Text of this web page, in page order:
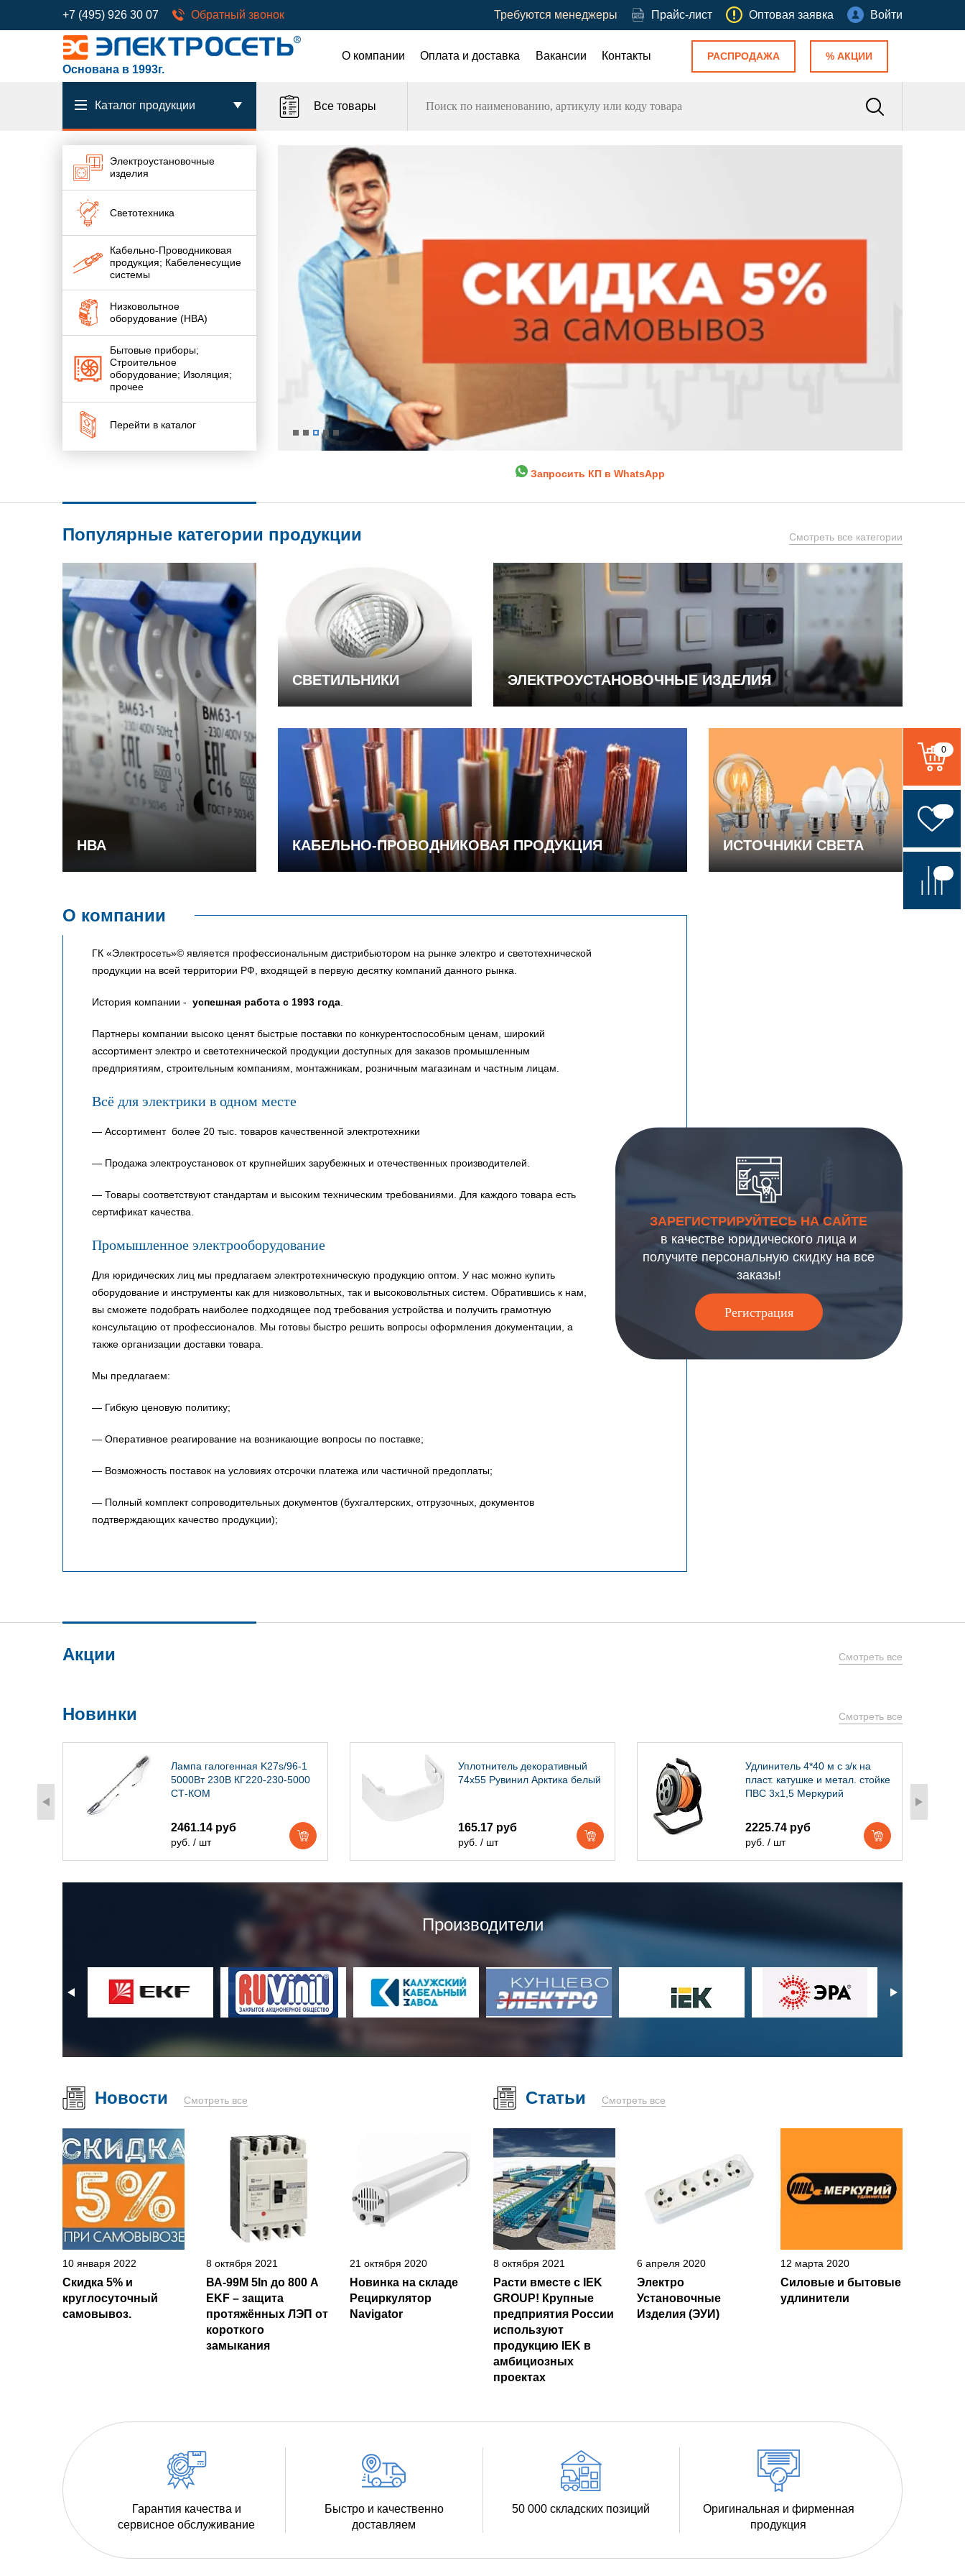
+7 (495) 926 30 07 Обратный звонок Требуются менеджеры Прайс-лист Оптовая заявка Войти
Основана в 1993г.
О компании Оплата и доставка Вакансии Контакты РАСПРОДАЖА % АКЦИИ
Каталог продукции Все товары
Электроустановочные
изделия
Светотехника
Кабельно-Проводниковая
продукция; Кабеленесущие
системы
Низковольтное
оборудование (НВА)
Бытовые приборы;
Строительное
оборудование; Изоляция;
прочее
Перейти в каталог
Запросить КП в WhatsApp
Популярные категории продукции Смотреть все категории
НВА
СВЕТИЛЬНИКИ ЭЛЕКТРОУСТАНОВОЧНЫЕ ИЗДЕЛИЯ
КАБЕЛЬНО-ПРОВОДНИКОВАЯ ПРОДУКЦИЯ ИСТОЧНИКИ СВЕТА
О компании
ГК «Электросеть»© является профессиональным дистрибьютором на рынке электро и светотехнической
продукции на всей территории РФ, входящей в первую десятку компаний данного рынка.
История компании - успешная работа с 1993 года
Партнеры компании высоко ценят быстрые поставки по конкурентоспособным ценам, широкий
ассортимент электро и светотехнической продукции доступных для заказов промышленным
предприятиям, строительным компаниям, монтажникам, розничным магазинам и частным лицам.
Всё для электрики в одном месте
— Ассортимент более 20 тыс. товаров качественной электротехники
— Продажа электроустановок от крупнейших зарубежных и отечественных производителей.
— Товары соответствуют стандартам и высоким техническим требованиями. Для каждого товара есть
сертификат качества.
Промышленное электрооборудование
Для юридических лиц мы предлагаем электротехническую продукцию оптом. У нас можно купить
оборудование и инструменты как для низковольтных, так и высоковольтных систем. Обратившись к нам,
вы сможете подобрать наиболее подходящее под требования устройства и получить грамотную
консультацию от профессионалов. Мы готовы быстро решить вопросы оформления документации, а
также организации доставки товара.
Мы предлагаем:
— Гибкую ценовую политику;
— Оперативное реагирование на возникающие вопросы по поставке;
— Возможность поставок на условиях отсрочки платежа или частичной предоплаты;
— Полный комплект сопроводительных документов (бухгалтерских, отгрузочных, документов
подтверждающих качество продукции);
ЗАРЕГИСТРИРУЙТЕСЬ НА САЙТЕ
в качестве юридического лица и
получите персональную скидку на все
заказы!
Регистрация
Акции Смотреть все
Новинки Смотреть все
Лампа галогенная K27s/96-1
5000Вт 230В КГ220-230-5000
СТ-КОМ
2461.14 руб
руб. / шт
Уплотнитель декоративный
74х55 Рувинил Арктика белый
165.17 руб
руб. / шт
Удлинитель 4*40 м с з/к на
пласт. катушке и метал. стойке
ПВС 3х1,5 Меркурий
2225.74 руб
руб. / шт
Производители
Новости Смотреть все
10 января 2022
Скидка 5% и
круглосуточный
самовывоз.
8 октября 2021
ВА-99М 5In до 800 А
EKF – защита
протяжённых ЛЭП от
короткого
замыкания
21 октября 2020
Новинка на складе
Рециркулятор
Navigator
Статьи Смотреть все
8 октября 2021
Расти вместе с IEK
GROUP! Крупные
предприятия России
используют
продукцию IEK в
амбициозных
проектах
6 апреля 2020
Электро
Установочные
Изделия (ЭУИ)
12 марта 2020
Силовые и бытовые
удлинители
Гарантия качества и
сервисное обслуживание
Быстро и качественно
доставляем
50 000 складских позиций
Оригинальная и фирменная
продукция
0